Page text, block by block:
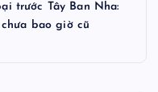
trước Tây Ban Nha:
bao giờ cũ